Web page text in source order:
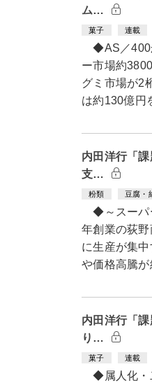
ム…
菓子 連載
◆AS／400
ー市場約
グミ市場が2
は約130億円
内田洋行「
支…
粉類 豆腐・
◆～スーパ
年創業の荻
に生産が集
や価格高騰
内田洋行「
り…
菓子 連載
◆属人化・